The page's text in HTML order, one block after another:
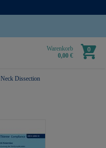
Warenkorb
0,00 €
0
Neck Dissection